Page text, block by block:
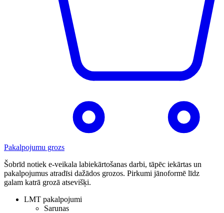
Pakalpojumu grozs
Šobrīd notiek e-veikala labiekārtošanas darbi, tāpēc iekārtas un
pakalpojumus atradīsi dažādos grozos. Pirkumi jānoformē līdz
galam katrā grozā atsevišķi.
LMT pakalpojumi
Sarunas